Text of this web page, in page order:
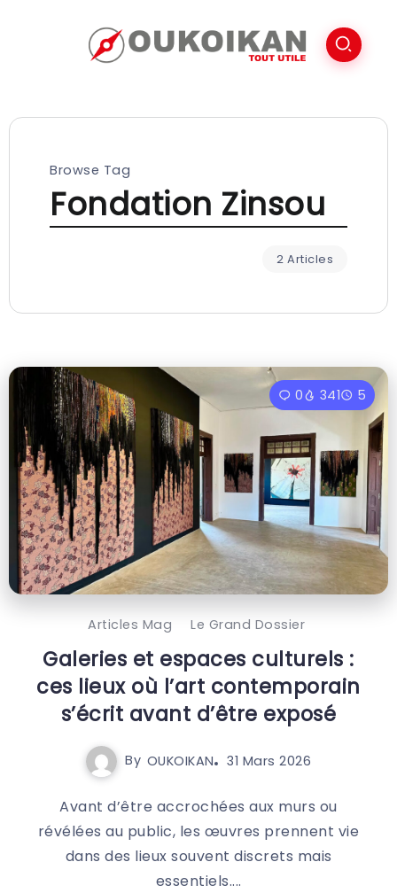
Browse Tag
Fondation Zinsou
2 Articles
0 341 5
Articles Mag Le Grand Dossier
Galeries et espaces culturels :
ces lieux où l’art contemporain
s’écrit avant d’être exposé
By OUKOIKAN 31 Mars 2026
Avant d’être accrochées aux murs ou
révélées au public, les œuvres prennent vie
dans des lieux souvent discrets mais
essentiels....